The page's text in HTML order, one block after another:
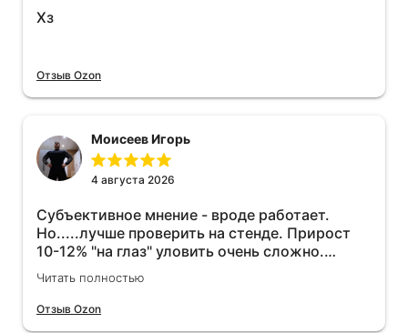
Хз
Отзыв Ozon
Моисеев Игорь
4 августа 2026
Субъективное мнение - вроде работает.
Но.....лучше проверить на стенде. Прирост
10-12% "на глаз" уловить очень сложно.
Покатаюсь, потом отключу и посмотрю, что
будет 😁.
Читать полностью
Отзыв Ozon